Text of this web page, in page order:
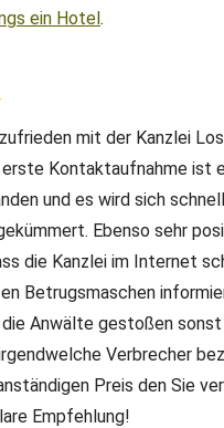
ein Hotel .
mit der Kanzlei
erste Kontaktaufnahme ist
und es wird sich
Ebenso sehr
die Kanzlei im Internet
Betrugsmaschen
die Anwälte gestoßen
Verbrecher
Preis den Sie
Empfehlung!